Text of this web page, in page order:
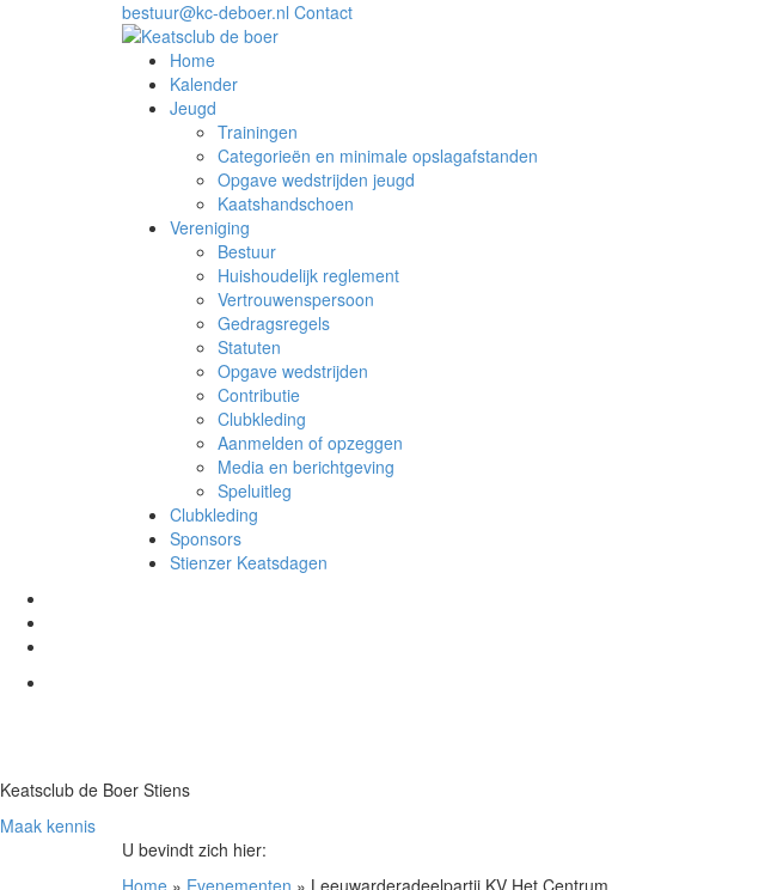
bestuur@kc-deboer.nl Contact
Home
Kalender
Jeugd
Trainingen
Categorieën en minimale opslagafstanden
Opgave wedstrijden jeugd
Kaatshandschoen
Vereniging
Bestuur
Huishoudelijk reglement
Vertrouwenspersoon
Gedragsregels
Statuten
Opgave wedstrijden
Contributie
Clubkleding
Aanmelden of opzeggen
Media en berichtgeving
Speluitleg
Clubkleding
Sponsors
Stienzer Keatsdagen
Keatsclub de Boer Stiens
Maak kennis
U bevindt zich hier:
Home » Evenementen » Leeuwarderadeelpartij KV Het Centrum